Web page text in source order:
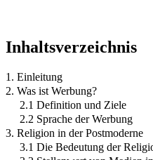
Inhaltsverzeichnis
1. Einleitung
2. Was ist Werbung?
2.1 Definition und Ziele
2.2 Sprache der Werbung
3. Religion in der Postmoderne
3.1 Die Bedeutung der